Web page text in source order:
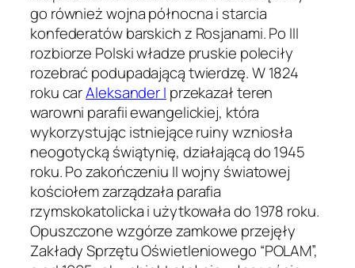
go również wojna północna i starcia
konfederatów barskich z Rosjanami. Po III
rozbiorze Polski władze pruskie poleciły
rozebrać podupadającą twierdzę. W 1824
roku carAleksander I przekazał teren
warowni parafii ewangelickiej, która
wykorzystując istniejące ruiny wzniosła
neogotycką świątynię, działającą do 1945
roku. Po zakończeniu II wojny światowej
kościołem zarządzała parafia
rzymskokatolicka i użytkowała do 1978 roku.
Opuszczone wzgórze zamkowe przejęły
Zakłady Sprzętu Oświetleniowego “POLAM”,